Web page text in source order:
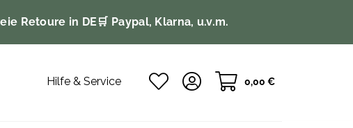
Retoure in DE 🛒 Paypal, Klarna, u.v.m.
Hilfe & Service 0,00 €